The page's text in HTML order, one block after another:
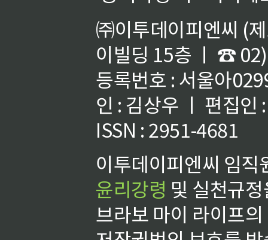
㈜이투데이피엔씨 (
이빌딩 15층 ㅣ ☎
등록번호 : 서울아
인 : 김상우 ㅣ 편집인
ISSN : 2951-4681
이투데이피엔씨 임
윤리강령 및 실천규
브라보 마이 라이프